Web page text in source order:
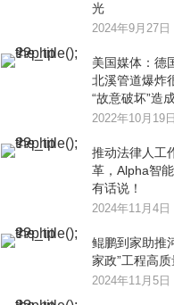
光
2024年9月27日
美国媒体：德
北溪管道爆炸
“故意破坏”造
2022年10月19日
推动法律人工
革，Alpha智
有话说！
2024年11月4日
鲲鹏到家助推
家政”工程高
2024年11月5日